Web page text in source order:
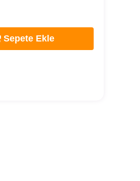
Sepete Ekle